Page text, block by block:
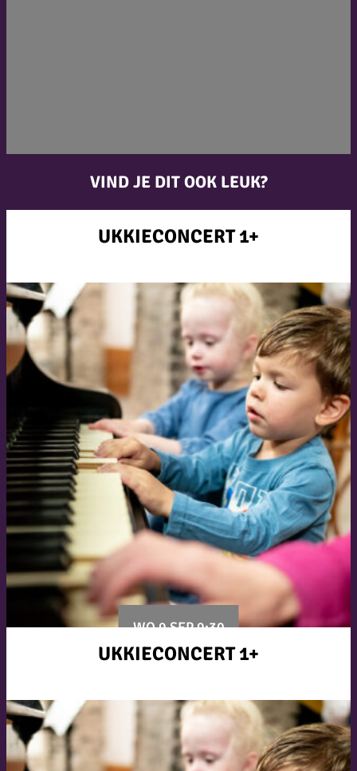
VIND JE DIT OOK LEUK?
UKKIECONCERT 1+
WO 9 SEP 9:30
UKKIECONCERT 1+